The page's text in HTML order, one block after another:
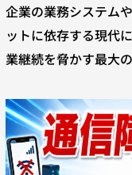
企業の業務システム
ットに依存する現代
業継続を脅かす最大